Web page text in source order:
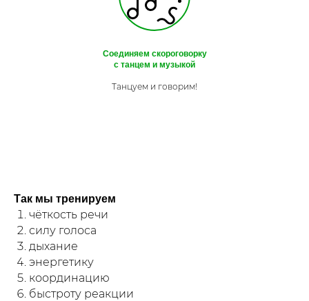
Соединяем скороговорку
с танцем и музыкой
Танцуем и говорим!
Так мы тренируем
чёткость речи
силу голоса
дыхание
энергетику
координацию
быстроту реакции